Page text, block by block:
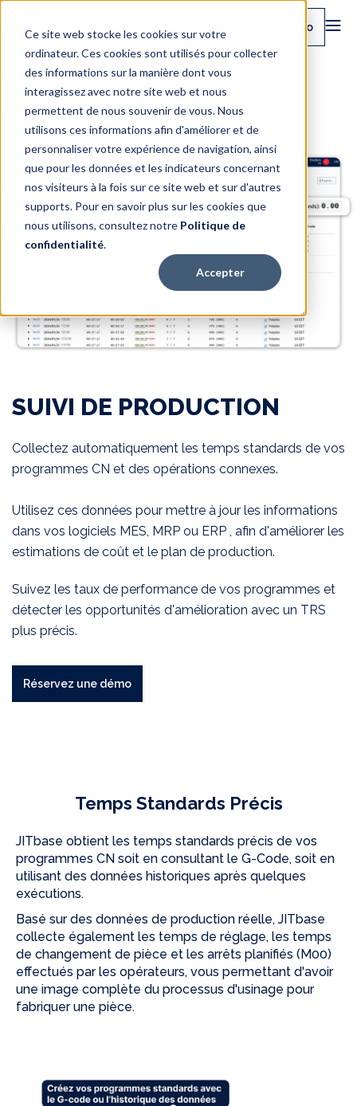
Ce site web stocke les cookies sur votre
ordinateur. Ces cookies sont utilisés pour collecter
des informations sur la manière dont vous
interagissez avec notre site web et nous
permettent de nous souvenir de vous. Nous
utilisons ces informations afin d'améliorer et de
personnaliser votre expérience de navigation, ainsi
que pour les données et les indicateurs concernant
nos visiteurs à la fois sur ce site web et sur d'autres
supports. Pour en savoir plus sur les cookies que
nous utilisons, consultez notre Politique de
confidentialité.
Accepter
Demandez une démo
SUIVI DE PRODUCTION
Collectez automatiquement les temps standards de vos
programmes CN et des opérations connexes.
Utilisez ces données pour mettre à jour les informations
dans vos logiciels MES, MRP ou ERP , afin d'améliorer les
estimations de coût et le plan de production.
Suivez les taux de performance de vos programmes et
détecter les opportunités d'amélioration avec un TRS
plus précis.
Réservez une démo
Temps Standards Précis
JITbase obtient les temps standards précis de vos
programmes CN soit en consultant le G-Code, soit en
utilisant des données historiques après quelques
exécutions.
Basé sur des données de production réelle, JITbase
collecte également les temps de réglage, les temps
de changement de pièce et les arrêts planifiés (M00)
effectués par les opérateurs, vous permettant d'avoir
une image complète du processus d'usinage pour
fabriquer une pièce.